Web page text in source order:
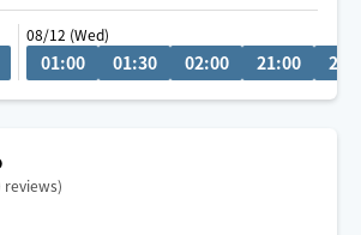
ナーとしての経験を活かし、もみほぐ
層筋までアプローチすることが出来ま
は全身スッキリ💐身も心も癒していき
08/12 (Wed)
01:00 01:30 02:00 21:00
reviews)